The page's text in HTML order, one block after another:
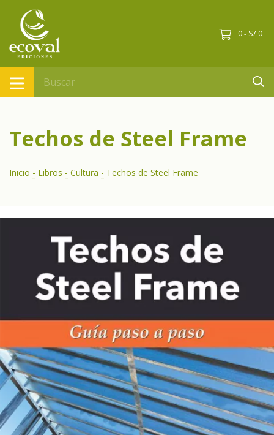
0 - S/.0
Techos de Steel Frame
Inicio - Libros - Cultura - Techos de Steel Frame